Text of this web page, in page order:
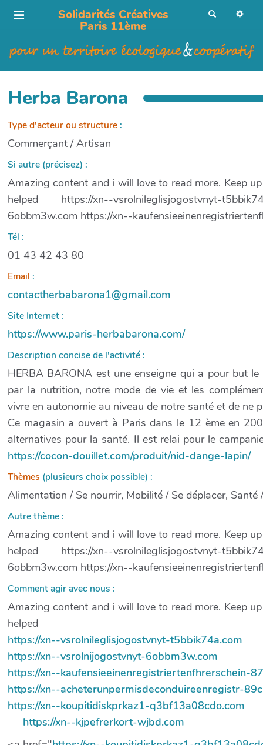
Solidarités Créatives
Paris 11ème
r
Herba Barona
Type d'acteur ou structure :
Commerçant / Artisan
Si autre (précisez) :
Amazing content and i will love to read more. Keep
helped https://xn--vsrolnileglisjogostvnyt-
6obbm3w.com https://xn--
Tél :
01 43 42 43 80
Email :
contactherbabarona1@gmail.com
Site Internet :
https://www.paris-herbabarona.com/
Description concise de l'activité :
HERBA BARONA est une enseigne qui a pour but
par la nutrition, notre mode de vie et les
vivre en autonomie au niveau de notre santé et de ne
Ce magasin a ouvert à Paris dans le 12 ème en
alternatives pour la santé. Il est relai pour le
https://cocon-douillet.com/produit/nid-dange-lapin/
Thèmes (plusieurs choix possible) :
Alimentation / Se nourrir, Mobilité / Se déplacer, Santé
Autre thème :
Amazing content and i will love to read more. Keep
helped https://xn--vsrolnileglisjogostvnyt-
6obbm3w.com https://xn--
Comment agir avec nous :
Amazing content and i will love to read more. Keep
helped
https://xn--vsrolnileglisjogostvnyt-t5bbik74a.com
https://xn--vsrolnijogostvnyt-6obbm3w.com
https://xn--kaufensieeinenregistriertenfhrerschein-
https://xn--acheterunpermisdeconduireenregistr-
https://xn--koupitidiskprkaz1-q3bf13a08cdo.com
https://xn--kjpefrerkort-wjbd.com